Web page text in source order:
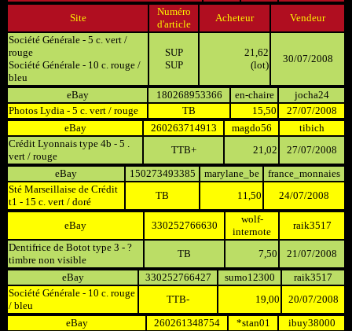
Site
Numéro
d'article
Acheteur
Vendeur
Société Générale - 5 c. vert /
rouge
Société Générale - 10 c. rouge /
bleu
SUP
SUP
21,62
(lot)
30/07/2008
eBay 180268953366 en-chaire
jocha24
Photos Lydia - 5 c. vert / rouge
TB 15,50
27/07/2008
eBay
260263714913 magdo56
tibich
Crédit Lyonnais type 4b - 5 .
vert / rouge
TTB+ 21,02
27/07/2008
eBay
150273493385 marylane_be
france_monnaies
Sté Marseillaise de Crédit
t1 - 15 c. vert / doré
TB 11,50 24/07/2008
eBay 330252766630
wolf-
internote
raik3517
Dentifrice de Botot type 3 - ?
timbre non visible
TB 7,50
21/07/2008
eBay
330252766427 sumo12300
raik3517
Société Générale - 10 c. rouge
/ bleu
TTB- 19,00
20/07/2008
eBay
260261348754 *stan01
ibuy38000